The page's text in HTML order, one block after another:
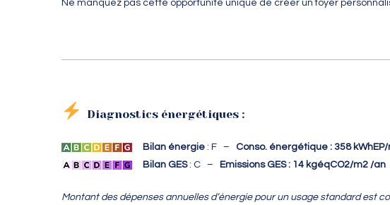
Ne manquez pas cette opportunité unique de créer un foyer
Diagnostics énergétiques :
Bilan énergie : F – Conso. énergétique : 358
Bilan GES: C – Emissions GES : 14 kgéqCO2/m2 /an
Montant des dépenses annuelles d’énergie pour un usage standard est